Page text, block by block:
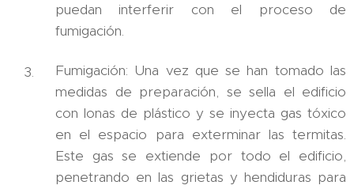
puedan interferir con el proceso de
fumigación.
Fumigación: Una vez que se han tomado las
medidas de preparación, se sella el edificio
con lonas de plástico y se inyecta gas tóxico
en el espacio para exterminar las termitas.
Este gas se extiende por todo el edificio,
penetrando en las grietas y hendiduras para